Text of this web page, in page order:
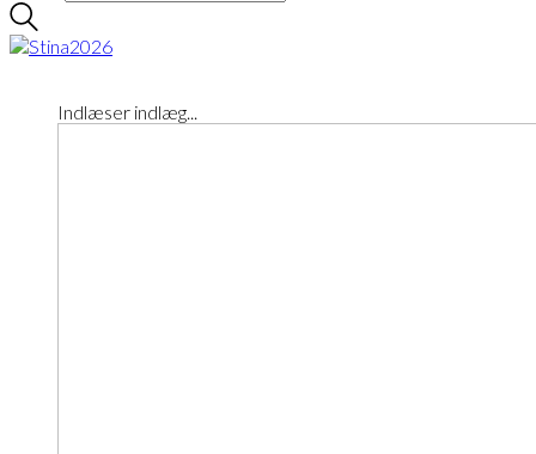
Indlæser indlæg...